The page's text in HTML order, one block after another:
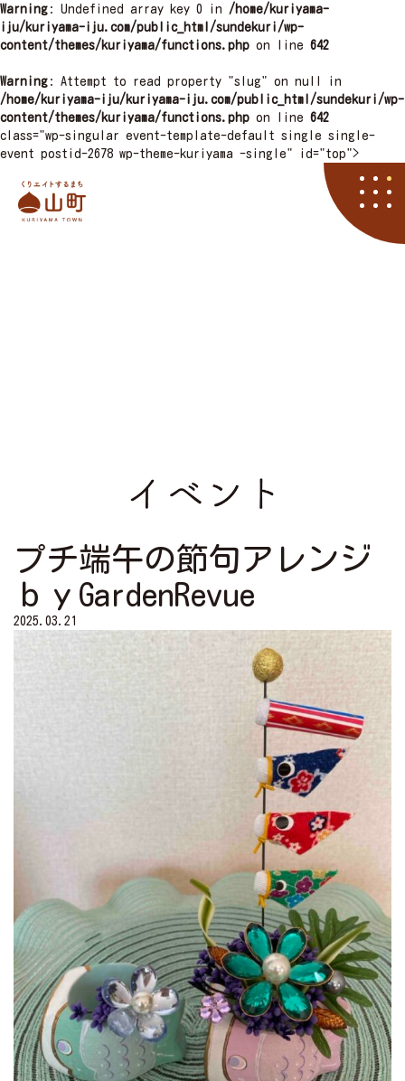
Warning : Undefined array key 0 in /home/kuriyama-
iju/kuriyama-iju.com/public_html/sundekuri/wp-
content/themes/kuriyama/functions.php on line 642
Warning : Attempt to read property "slug" on null in
/home/kuriyama-iju/kuriyama-iju.com/public_html/sundekuri/wp-
content/themes/kuriyama/functions.php on line 642
class="wp-singular event-template-default single single-
event postid-2678 wp-theme-kuriyama -single" id="top">
プチ端午の節句アレンジ
ｂｙGardenRevue
2025.03.21